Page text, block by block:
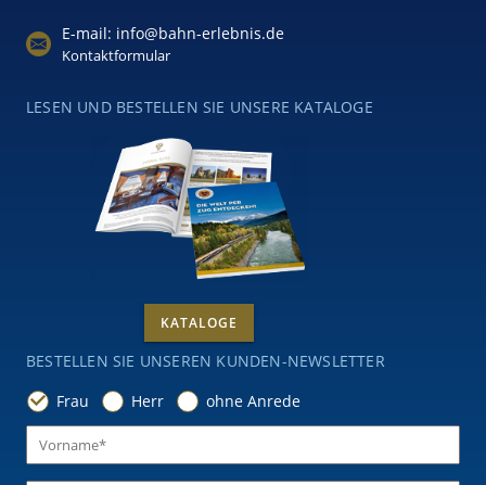
E-mail: info@bahn-erlebnis.de
Kontaktformular
LESEN UND BESTELLEN SIE UNSERE KATALOGE
KATALOGE
BESTELLEN SIE UNSEREN KUNDEN-NEWSLETTER
Frau
Herr ohne Anrede